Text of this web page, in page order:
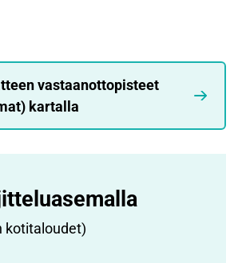
vastaanottopisteet
kartalla
kotitaloudet)